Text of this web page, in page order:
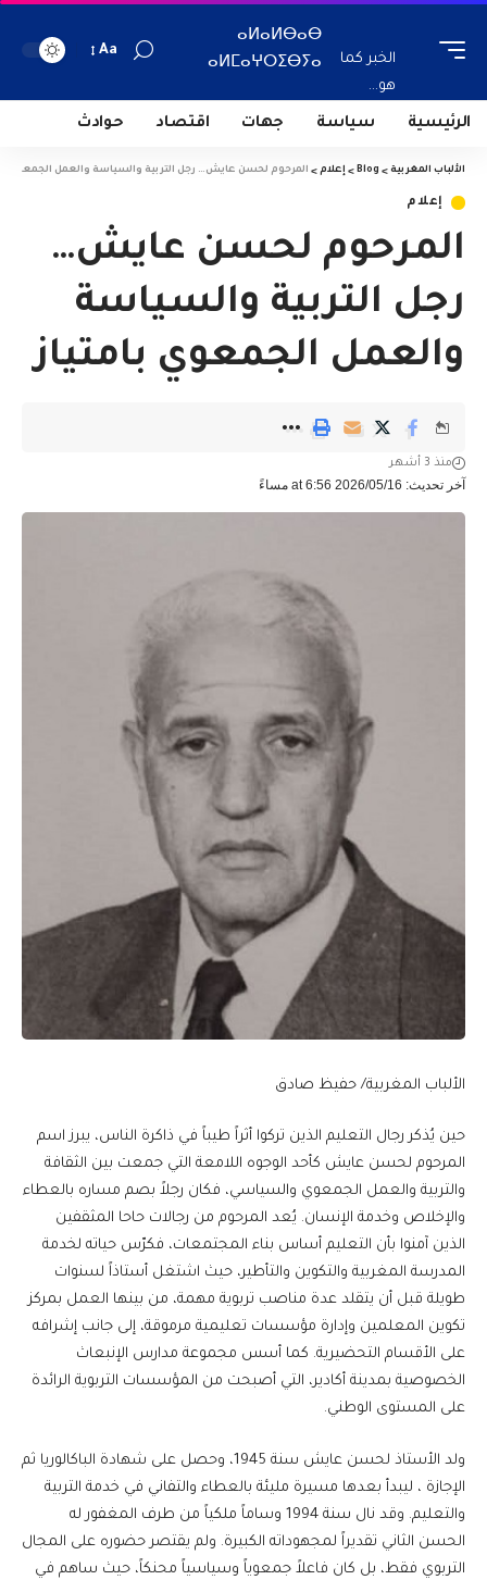
الخبر كما
هو...
ⴰⵍⴰⵍⴱⴰⴱ
ⴰⵍⵎⴰⵖⵔⵉⴱⵢⴰ
Aa
الرئيسية سياسة جهات اقتصاد حوادث
الألباب المغربية >
Blog
> إعلام > المرحوم لحسن عايش… رجل التربية والسياسة والعمل الجمعوي
إعلام
المرحوم لحسن عايش…
رجل التربية والسياسة
والعمل الجمعوي بامتياز
آخر تحديث: 2026/05/16 at 6:56 مساءً
منذ 3 أشهر
الألباب المغربية/ حفيظ صادق
حين يُذكر رجال التعليم الذين تركوا أثراً طيباً في ذاكرة الناس، يبرز اسم
المرحوم لحسن عايش كأحد الوجوه اللامعة التي جمعت بين الثقافة
والتربية والعمل الجمعوي والسياسي، فكان رجلاً بصم مساره بالعطاء
والإخلاص وخدمة الإنسان. يُعد المرحوم من رجالات حاحا المثقفين
الذين آمنوا بأن التعليم أساس بناء المجتمعات، فكرّس حياته لخدمة
المدرسة المغربية والتكوين والتأطير، حيث اشتغل أستاذاً لسنوات
طويلة قبل أن يتقلد عدة مناصب تربوية مهمة، من بينها العمل بمركز
تكوين المعلمين وإدارة مؤسسات تعليمية مرموقة، إلى جانب إشرافه
على الأقسام التحضيرية. كما أسس مجموعة مدارس الإنبعاث
الخصوصية بمدينة أكادير، التي أصبحت من المؤسسات التربوية الرائدة
على المستوى الوطني.
ولد الأستاذ لحسن عايش سنة 1945، وحصل على شهادة الباكالوريا ثم
الإجازة ، ليبدأ بعدها مسيرة مليئة بالعطاء والتفاني في خدمة التربية
والتعليم. وقد نال سنة 1994 وساماً ملكياً من طرف المغفور له
الحسن الثاني تقديراً لمجهوداته الكبيرة. ولم يقتصر حضوره على المجال
التربوي فقط، بل كان فاعلاً جمعوياً وسياسياً محنكاً، حيث ساهم في